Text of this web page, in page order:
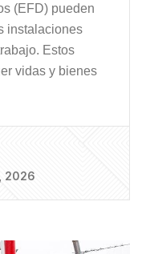
(EFD) pueden
instalaciones
Estos
vidas y bienes
2026